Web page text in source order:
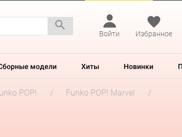
Войти
Избранное
модели Хиты Новинки
POP!
Funko POP! Marvel